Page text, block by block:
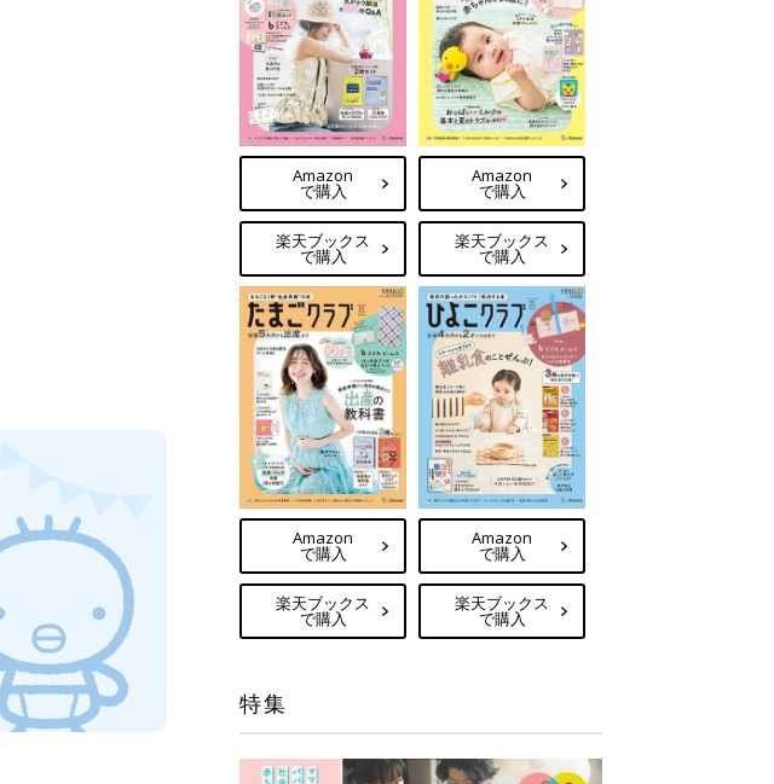
Amazon
で購入
楽天ブックス
で購入
Amazon
で購入
楽天ブックス
で購入
Amazon
で購入
楽天ブックス
で購入
Amazon
で購入
楽天ブックス
で購入
特集